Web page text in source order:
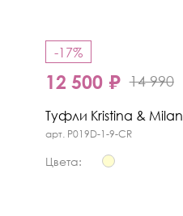
-17%
12 500 ₽ 14 990
Туфли Kristina & Milan
арт. P019D-1-9-CR
Цвета: